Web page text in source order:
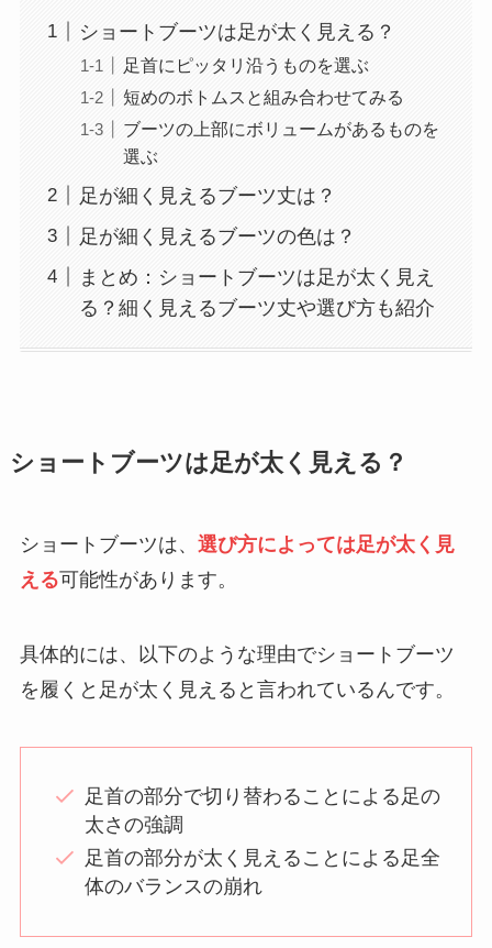
ショートブーツは足が太く見える？
足首にピッタリ沿うものを選ぶ
短めのボトムスと組み合わせてみる
ブーツの上部にボリュームがあるものを
選ぶ
足が細く見えるブーツ丈は？
足が細く見えるブーツの色は？
まとめ：ショートブーツは足が太く見え
る？細く見えるブーツ丈や選び方も紹介
ショートブーツは足が太く見える？
ショートブーツは、 選び方によっては足が太く見
える可能性があります。
具体的には、以下のような理由でショートブーツ
を履くと足が太く見えると言われているんです。
足首の部分で切り替わることによる足の
太さの強調
足首の部分が太く見えることによる足全
体のバランスの崩れ